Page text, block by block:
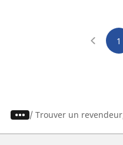
1
/ Trouver un revendeur